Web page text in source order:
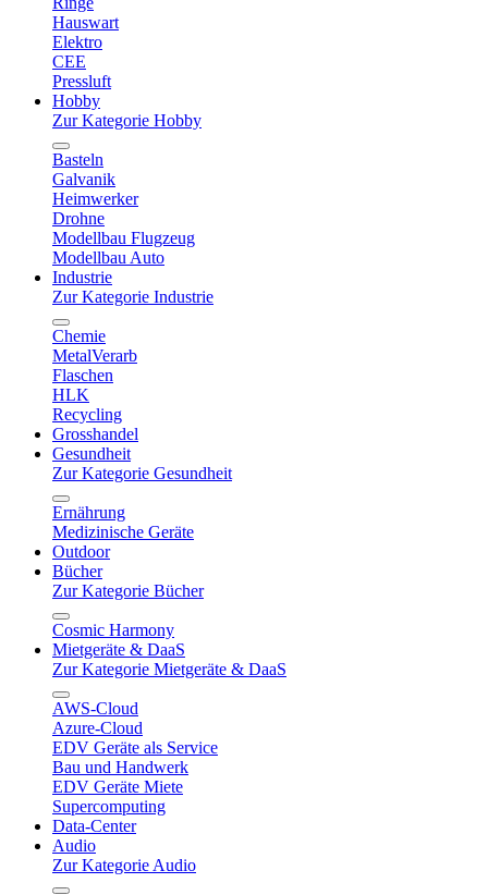
Hauswart
Elektro
CEE
Pressluft
Hobby
Zur Kategorie Hobby
Basteln
Galvanik
Heimwerker
Drohne
Modellbau Flugzeug
Modellbau Auto
Industrie
Zur Kategorie Industrie
Chemie
MetalVerarb
Flaschen
HLK
Recycling
Grosshandel
Gesundheit
Zur Kategorie Gesundheit
Ernährung
Medizinische Geräte
Outdoor
Bücher
Zur Kategorie Bücher
Cosmic Harmony
Mietgeräte & DaaS
Zur Kategorie Mietgeräte & DaaS
AWS-Cloud
Azure-Cloud
EDV Geräte als Service
Bau und Handwerk
EDV Geräte Miete
Supercomputing
Data-Center
Audio
Zur Kategorie Audio